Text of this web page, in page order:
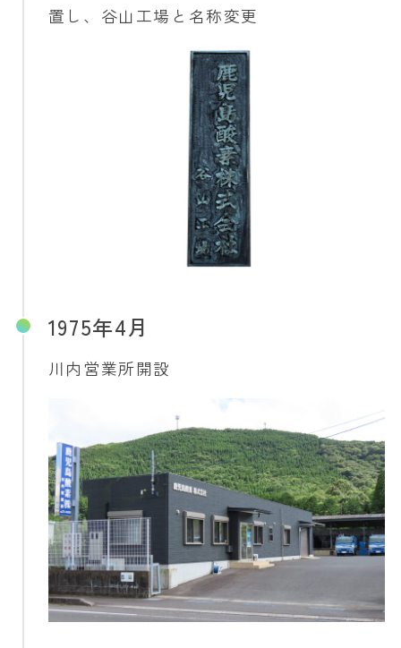
置し、谷山工場と名称変更
1975年4月
川内営業所開設